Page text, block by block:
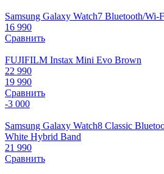
Samsung Galaxy Watch7 Bluetooth/
16 990
Сравнить
FUJIFILM Instax Mini Evo Brown
22 990
19 990
Сравнить
-3 000
Samsung Galaxy Watch8 Classic
White Hybrid Band
21 990
Сравнить